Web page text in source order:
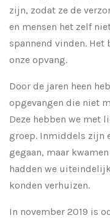
zijn, zodat ze de
en mensen het zelf
spannend vinden.
onze opvang.
Door de jaren heen
opgevangen die niet
Deze hebben we met
groep. Inmiddels zijn
gegaan, maar
hadden we
konden verhuizen.
In november 2019 is